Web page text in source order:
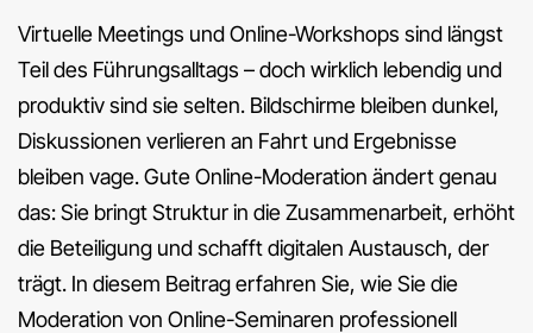
Virtuelle Meetings und Online-Workshops sind längst
Teil des Führungsalltags – doch wirklich lebendig und
produktiv sind sie selten. Bildschirme bleiben dunkel,
Diskussionen verlieren an Fahrt und Ergebnisse
bleiben vage. Gute Online-Moderation ändert genau
das: Sie bringt Struktur in die Zusammenarbeit, erhöht
die Beteiligung und schafft digitalen Austausch, der
trägt. In diesem Beitrag erfahren Sie, wie Sie die
Moderation von Online-Seminaren professionell